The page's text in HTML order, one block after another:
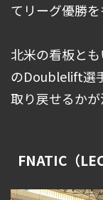
てリーグ優勝を
北米の看板と
のDoublelift選
取り戻せるかが
FNATIC（